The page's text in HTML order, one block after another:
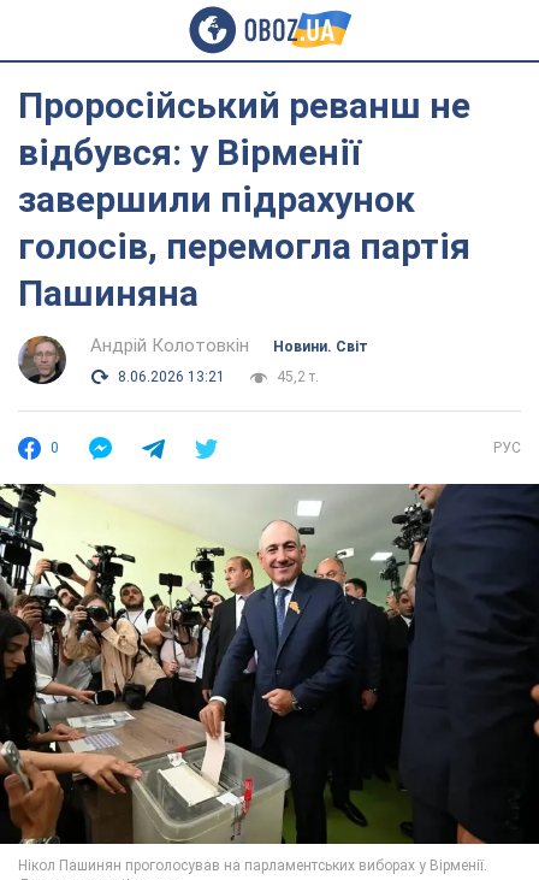
Проросійський реванш не
відбувся: у Вірменії
завершили підрахунок
голосів, перемогла партія
Пашиняна
Андрій Колотовкін
Новини. Світ
8.06.2026 13:21
45,2 т.
0 РУС